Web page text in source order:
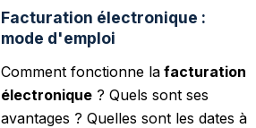
Facturation électronique :
mode d'emploi
Comment fonctionne la facturation
électronique ? Quels sont ses
avantages ? Quelles sont les dates à